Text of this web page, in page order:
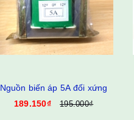
Nguồn biến áp 3A nhiều đầu